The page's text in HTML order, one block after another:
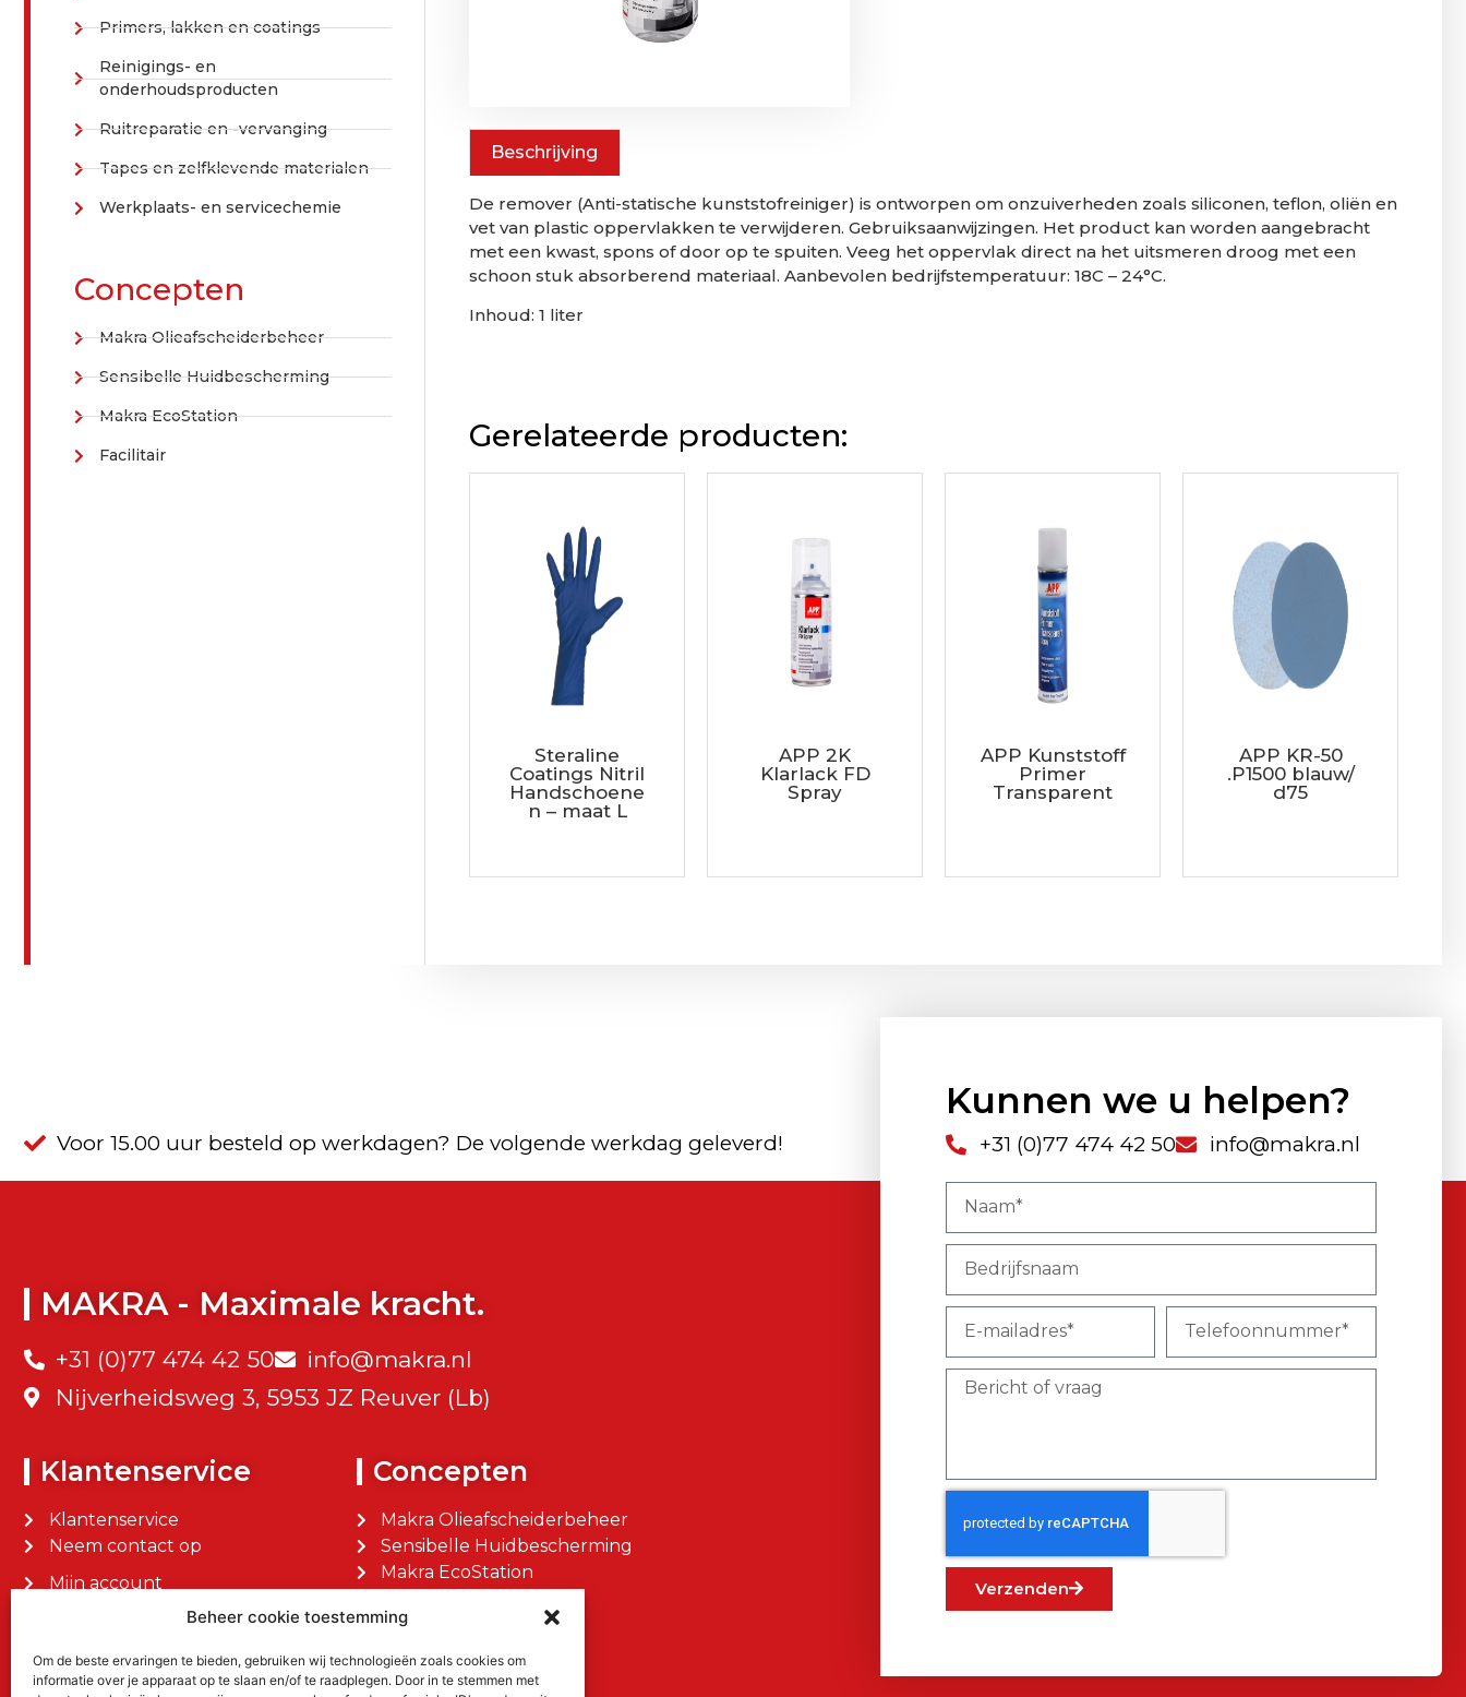
Beheer cookie toestemming
Om de beste ervaringen te bieden, gebruiken wij technologieën zoals cookies om
informatie over je apparaat op te slaan en/of te raadplegen. Door in te stemmen met
Primers, lakken en coatings
Reinigings- en
onderhoudsproducten
Ruitreparatie en -vervanging
Tapes en zelfklevende materialen
Werkplaats- en servicechemie
Concepten
Makra Olieafscheiderbeheer
Sensibelle Huidbescherming
Makra EcoStation
Facilitair
Beschrijving
De remover (Anti-statische kunststofreiniger) is ontworpen om onzuiverheden zoals siliconen, teflon, oliën en
vet van plastic oppervlakken te verwijderen. Gebruiksaanwijzingen. Het product kan worden aangebracht
met een kwast, spons of door op te spuiten. Veeg het oppervlak direct na het uitsmeren droog met een
schoon stuk absorberend materiaal. Aanbevolen bedrijfstemperatuur: 18C – 24°C.
Inhoud: 1 liter
Gerelateerde producten:
Steraline
Coatings Nitril
Handschoene
n – maat L
APP 2K
Klarlack FD
Spray
APP Kunststoff
Primer
Transparent
APP KR-50
.P1500 blauw/
d75
Voor 15.00 uur besteld op werkdagen? De volgende werkdag geleverd!
MAKRA - Maximale kracht.
+31 (0)77 474 42 50
info@makra.nl
Nijverheidsweg 3, 5953 JZ Reuver (Lb)
Klantenservice
Klantenservice
Neem contact op
Mijn account
Mijn bestellingen
Concepten
Makra Olieafscheiderbeheer
Sensibelle Huidbescherming
Makra EcoStation
Kunnen we u helpen?
+31 (0)77 474 42 50 info@makra.nl
Verzenden